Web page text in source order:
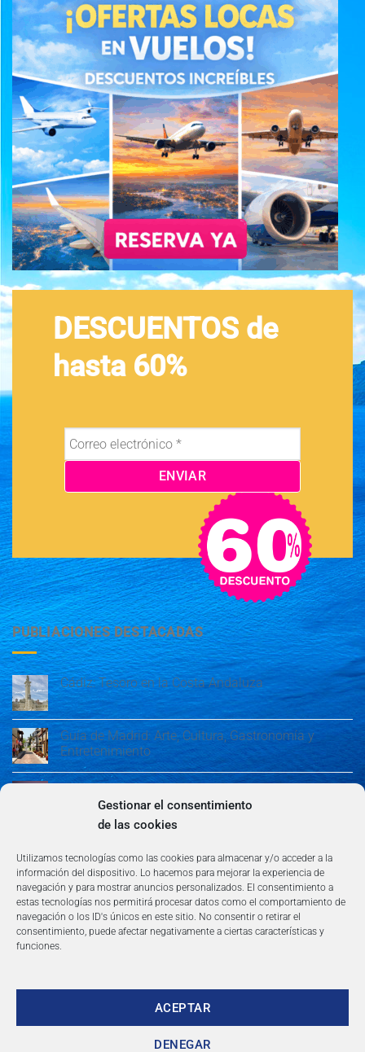
Gestionar el consentimiento
de las cookies
Utilizamos tecnologías como las cookies para almacenar y/o acceder a la
información del dispositivo. Lo hacemos para mejorar la experiencia de
navegación y para mostrar anuncios personalizados. El consentimiento a
estas tecnologías nos permitirá procesar datos como el comportamiento de
navegación o los ID's únicos en este sitio. No consentir o retirar el
consentimiento, puede afectar negativamente a ciertas características y
funciones.
ACEPTAR
DENEGAR
DESCUENTOS de
hasta 60%
PUBLIACIONES DESTACADAS
Cádiz: Tesoro en la Costa Andaluza
Guía de Madrid: Arte, Cultura, Gastronomía y
Entretenimiento
Guía de Madrid: Arte, Cultura, Gastronomía y
Entretenimiento
Copyright 2026 ©360group.es